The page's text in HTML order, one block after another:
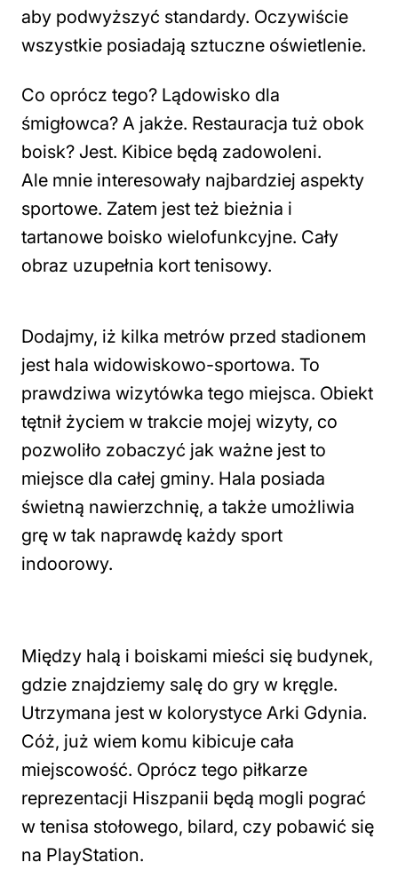
aby podwyższyć standardy. Oczywiście
wszystkie posiadają sztuczne oświetlenie.
Co oprócz tego? Lądowisko dla
śmigłowca? A jakże. Restauracja tuż obok
boisk? Jest. Kibice będą zadowoleni.
Ale mnie interesowały najbardziej aspekty
sportowe. Zatem jest też bieżnia i
tartanowe boisko wielofunkcyjne. Cały
obraz uzupełnia kort tenisowy.
Dodajmy, iż kilka metrów przed stadionem
jest hala widowiskowo-sportowa. To
prawdziwa wizytówka tego miejsca. Obiekt
tętnił życiem w trakcie mojej wizyty, co
pozwoliło zobaczyć jak ważne jest to
miejsce dla całej gminy. Hala posiada
świetną nawierzchnię, a także umożliwia
grę w tak naprawdę każdy sport
indoorowy.
Między halą i boiskami mieści się budynek,
gdzie znajdziemy salę do gry w kręgle.
Utrzymana jest w kolorystyce Arki Gdynia.
Cóż, już wiem komu kibicuje cała
miejscowość. Oprócz tego piłkarze
reprezentacji Hiszpanii będą mogli pograć
w tenisa stołowego, bilard, czy pobawić się
na PlayStation.